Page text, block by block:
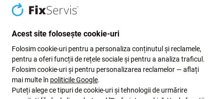
Calitatea pieselor de schimb
Calitate: Aftermarket- Piesa de schimb vândută ca
Aftermarket este fabricată conform acelorași standarde,
specificații și materiale ca și originalul. Aceasta este o
copie a originalului, iar piesa de schimb livrată ca
Aftermarket poate (în cazuri rare) să prezinte variații
minime în ceea ce privește funcționalitatea, calitatea sau
Acest site folosește cookie-uri
Folosim cookie-uri pentru a personaliza conținutul și reclamele,
pentru a oferi funcții de rețele sociale și pentru a analiza traficul.
Folosim cookie-uri și pentru personalizarea reclamelor — aflați
mai multe în politicile Google.
Puteți alege ce tipuri de cookie-uri și tehnologii de urmărire